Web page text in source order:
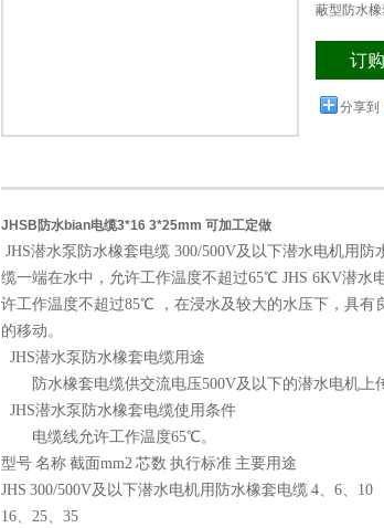
蔽型防水
订
分享到
JHSB防水bian电缆3*16 3*25mm 可加工定做
JHS潜水泵防水橡套电缆 300/500V及以下潜水电机用
缆一端在水中，允许工作温度不超过65℃ JHS 6KV潜
许工作温度不超过85℃ ，在浸水及较大的水压下，具有
的移动。
JHS潜水泵防水橡套电缆用途
防水橡套电缆供交流电压500V及以下的潜水电机上
JHS潜水泵防水橡套电缆使用条件
电缆线允许工作温度65℃。
型号 名称 截面mm2 芯数 执行标准 主要用途
JHS 300/500V及以下潜水电机用防水橡套电缆 4、6、10
16、25、35